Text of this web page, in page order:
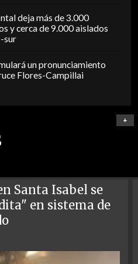
deja más de 3.000
y cerca de 9.000 aislados
sur
un pronunciamiento
Flores-Campillai
+
Santa Isabel se
en sistema de